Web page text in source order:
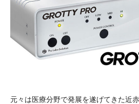
元々は医療分野で発展を遂げてきた近